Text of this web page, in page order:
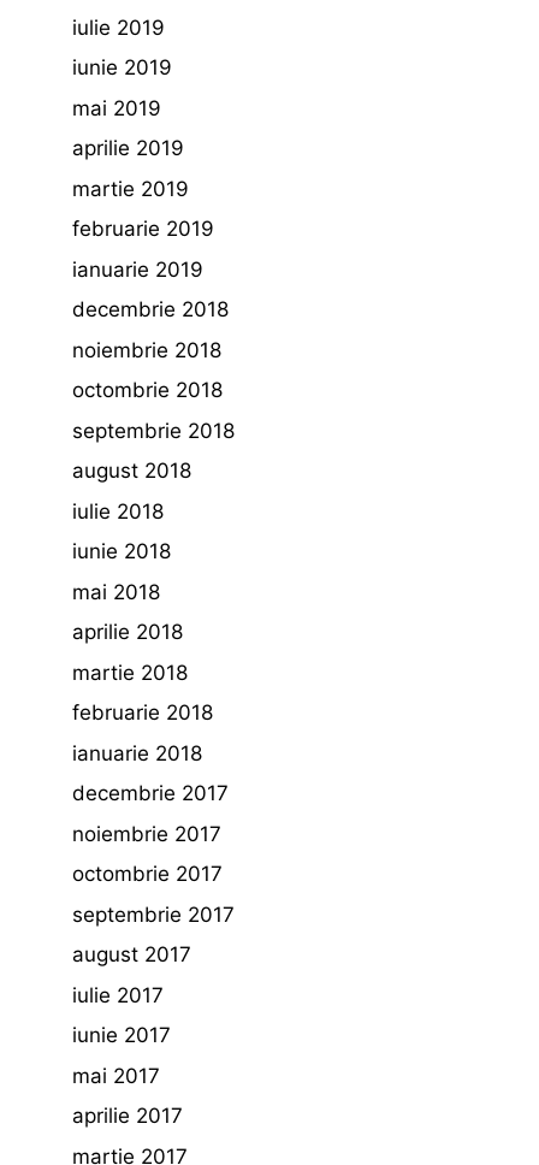
iulie 2019
iunie 2019
mai 2019
aprilie 2019
martie 2019
februarie 2019
ianuarie 2019
decembrie 2018
noiembrie 2018
octombrie 2018
septembrie 2018
august 2018
iulie 2018
iunie 2018
mai 2018
aprilie 2018
martie 2018
februarie 2018
ianuarie 2018
decembrie 2017
noiembrie 2017
octombrie 2017
septembrie 2017
august 2017
iulie 2017
iunie 2017
mai 2017
aprilie 2017
martie 2017